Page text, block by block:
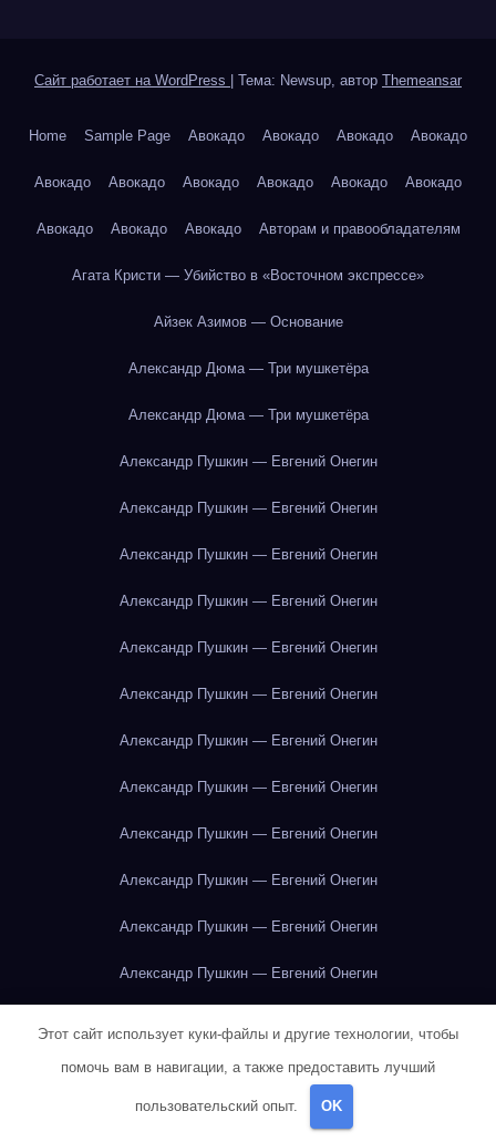
Сайт работает на WordPress Тема: Newsup, автор Themeansar
Home Sample Page Авокадо Авокадо Авокадо Авокадо
Авокадо Авокадо Авокадо Авокадо Авокадо Авокадо
Авокадо Авокадо Авокадо Авторам и правообладателям
Агата Кристи — Убийство в «Восточном экспрессе»
Айзек Азимов — Основание
Александр Дюма — Три мушкетёра
Александр Дюма — Три мушкетёра
Александр Пушкин — Евгений Онегин
Александр Пушкин — Евгений Онегин
Александр Пушкин — Евгений Онегин
Александр Пушкин — Евгений Онегин
Александр Пушкин — Евгений Онегин
Александр Пушкин — Евгений Онегин
Александр Пушкин — Евгений Онегин
Александр Пушкин — Евгений Онегин
Александр Пушкин — Евгений Онегин
Александр Пушкин — Евгений Онегин
Александр Пушкин — Евгений Онегин
Александр Пушкин — Евгений Онегин
Александр Пушкин — Евгений Онегин
Александр Пушкин — Евгений Онегин
Этот сайт использует куки-файлы и другие технологии, чтобы
помочь вам в навигации, а также предоставить лучший
пользовательский опыт. OK